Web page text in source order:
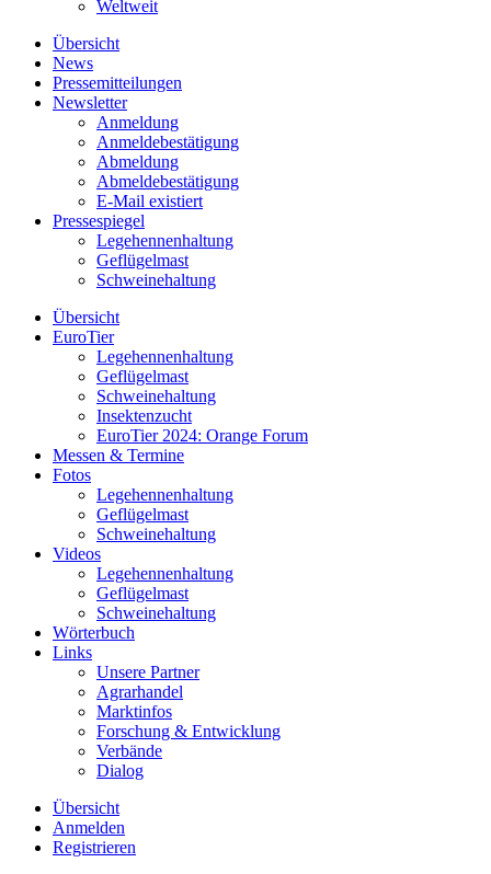
Weltweit
Übersicht
News
Pressemitteilungen
Newsletter
Anmeldung
Anmeldebestätigung
Abmeldung
Abmeldebestätigung
E-Mail existiert
Pressespiegel
Legehennenhaltung
Geflügelmast
Schweinehaltung
Übersicht
EuroTier
Legehennenhaltung
Geflügelmast
Schweinehaltung
Insektenzucht
EuroTier 2024: Orange Forum
Messen & Termine
Fotos
Legehennenhaltung
Geflügelmast
Schweinehaltung
Videos
Legehennenhaltung
Geflügelmast
Schweinehaltung
Wörterbuch
Links
Unsere Partner
Agrarhandel
Marktinfos
Forschung & Entwicklung
Verbände
Dialog
Übersicht
Anmelden
Registrieren